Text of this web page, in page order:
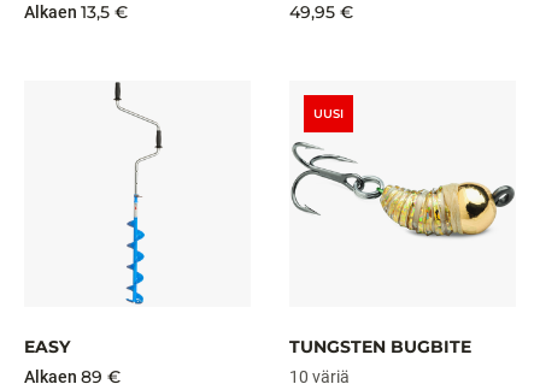
Alkaen 13,5 €
49,95 €
EASY
Alkaen 89 €
UUSI
TUNGSTEN BUGBITE
10 väriä